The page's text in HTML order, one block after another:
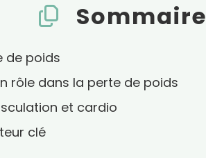
Sommaire
de poids
rôle dans la perte de poids
et cardio
clé